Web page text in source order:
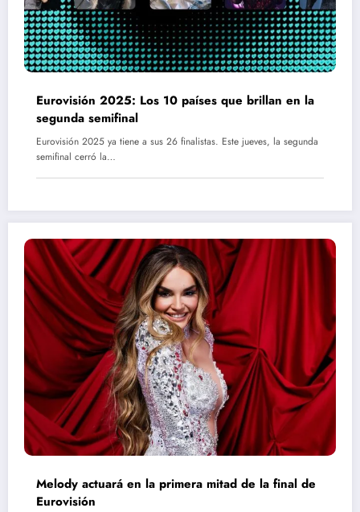
Eurovisión 2025: Los 10 países que brillan en la
segunda semifinal
Eurovisión 2025 ya tiene a sus 26 finalistas. Este jueves, la segunda
semifinal cerró la…
Melody actuará en la primera mitad de la final de
Eurovisión